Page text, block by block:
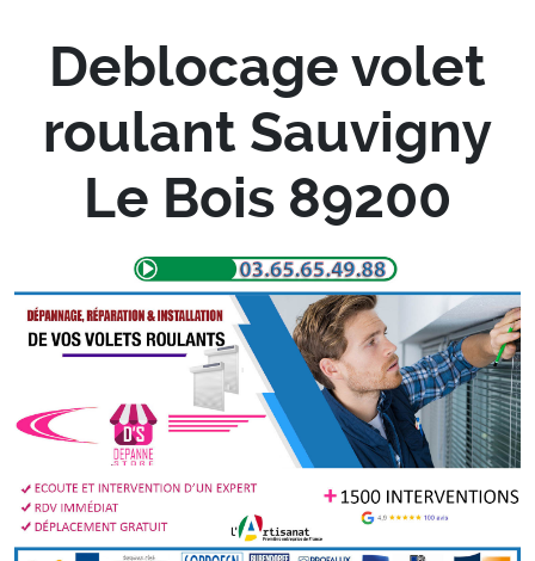
Deblocage volet
roulant Sauvigny
Le Bois 89200